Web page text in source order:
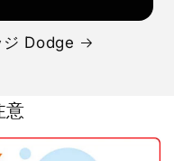
ジ Dodge
意